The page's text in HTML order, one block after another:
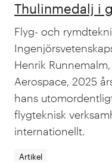
Thulinmedalj i
Flyg- och
Henrik
Aerospace, 2025
hans
flygteknisk
internationellt.
Artikel